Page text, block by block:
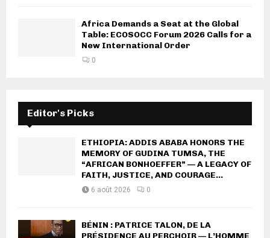
Africa Demands a Seat at the Global
Table: ECOSOCC Forum 2026 Calls for a
New International Order
0
Editor's Picks
ETHIOPIA: ADDIS ABABA HONORS THE
MEMORY OF GUDINA TUMSA, THE
“AFRICAN BONHOEFFER” — A LEGACY OF
FAITH, JUSTICE, AND COURAGE...
6 août 2026 0
BÉNIN : PATRICE TALON, DE LA
PRÉSIDENCE AU PERCHOIR — L’HOMME